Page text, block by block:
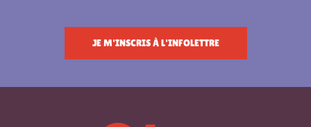
JE M'INSCRIS À L'INFOLETTRE